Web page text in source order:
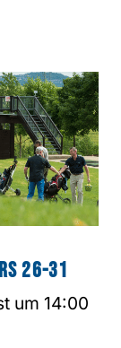
26-31
um 14:00